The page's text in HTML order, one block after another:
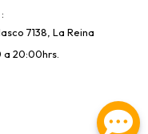
7138, La Reina
20:00hrs.